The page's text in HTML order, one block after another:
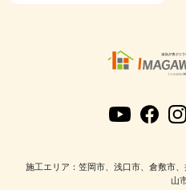
施工エリア：笠岡市、浅口市、倉敷市
山